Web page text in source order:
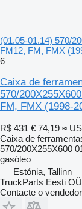
(01.05-01.14) 570/
FM12, FM, FMX
6
Caixa de
570/
FM, FMX (1998-
R$ 431 € 74,19 ≈
Caixa de
570/200X255X600
gasóleo
Estónia, Tallinn
TruckParts Eesti OÜ
Contacte o vendedor